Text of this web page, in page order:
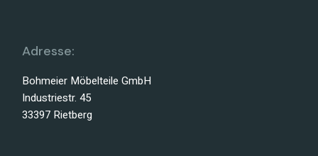
Adresse:
Bohmeier Möbelteile GmbH
Industriestr. 45
33397 Rietberg